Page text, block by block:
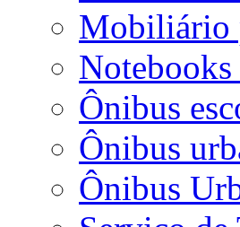
Mobiliário
Ônibus
Ônibus
Ônibus